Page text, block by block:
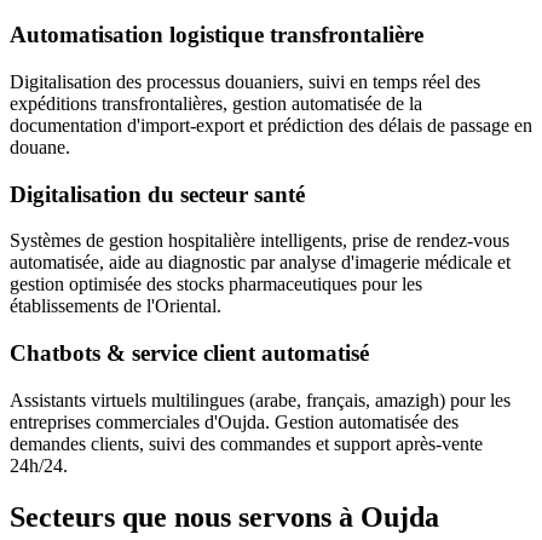
Automatisation logistique transfrontalière
Digitalisation des processus douaniers, suivi en temps réel des
expéditions transfrontalières, gestion automatisée de la
documentation d'import-export et prédiction des délais de passage en
douane.
Digitalisation du secteur santé
Systèmes de gestion hospitalière intelligents, prise de rendez-vous
automatisée, aide au diagnostic par analyse d'imagerie médicale et
gestion optimisée des stocks pharmaceutiques pour les
établissements de l'Oriental.
Chatbots & service client automatisé
Assistants virtuels multilingues (arabe, français, amazigh) pour les
entreprises commerciales d'Oujda. Gestion automatisée des
demandes clients, suivi des commandes et support après-vente
24h/24.
Secteurs que nous servons à Oujda